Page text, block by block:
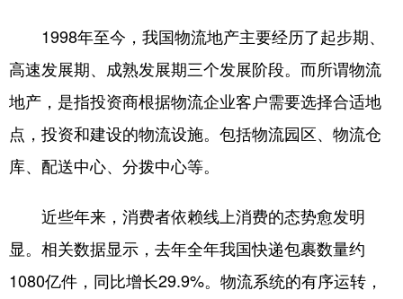
Русский язык 日本語 한국어
Deutsch Português
1998年至今，我国物流地产主要经历了起步期、
高速发展期、成熟发展期三个发展阶段。而所谓物流
地产，是指投资商根据物流企业客户需要选择合适地
点，投资和建设的物流设施。包括物流园区、物流仓
库、配送中心、分拨中心等。
近些年来，消费者依赖线上消费的态势愈发明
显。相关数据显示，去年全年我国快递包裹数量约
1080亿件，同比增长29.9%。物流系统的有序运转，